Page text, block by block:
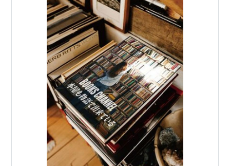
年05月09日(月曜日)～05月14日(土曜日) 他 |